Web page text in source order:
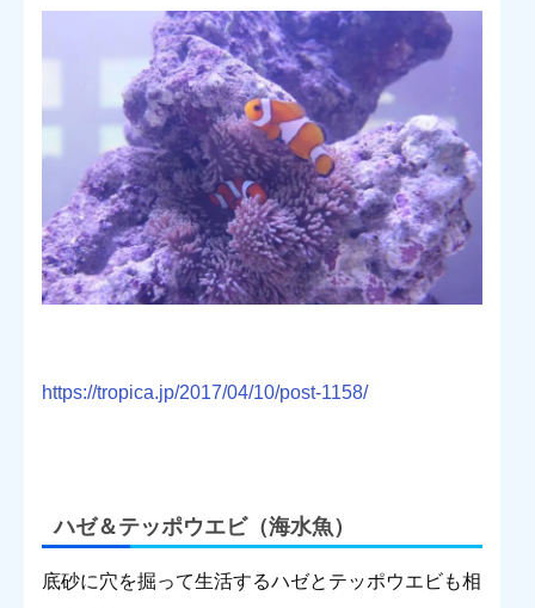
https://tropica.jp/2017/04/10/post-1158/
ハゼ＆テッポウエビ（海水魚）
底砂に穴を掘って生活するハゼとテッポウエビも相